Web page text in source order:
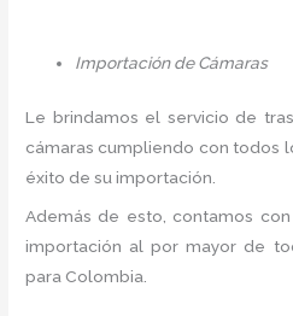
Importación de Cámaras
Le brindamos el servicio de
cámaras cumpliendo con todos
éxito de su importación.
Además de esto, contamos
importación al por mayor de
para Colombia.